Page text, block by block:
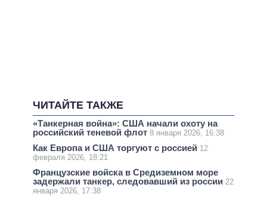
ЧИТАЙТЕ ТАКЖЕ
«Танкерная война»: США начали охоту на
российский теневой флот 8 января 2026, 16:38
Как Европа и США торгуют с россией 12
февраля 2026, 18:21
Французские войска в Средиземном море
задержали танкер, следовавший из россии 22
января 2026, 17:38